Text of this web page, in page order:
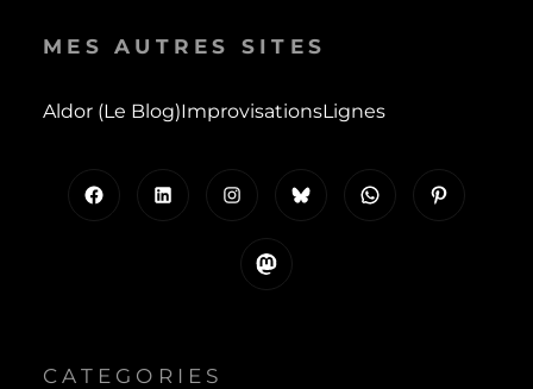
MES AUTRES SITES
Aldor (le Blog)ImprovisationsLignes
Instagram WhatsApp
Mastodon
CATEGORIES